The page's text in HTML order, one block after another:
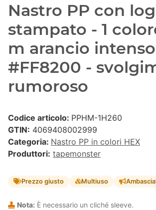
Nastro PP con
stampato - 1
m arancio
#FF8200 -
rumoroso
Codice articolo: PPHM-1H260
GTIN: 4069408002999
Categoria: Nastro PP in colori HEX
Produttori: tapemonster
Prezzo giusto Multiuso
Nota: È necessario un cliché sleeve.